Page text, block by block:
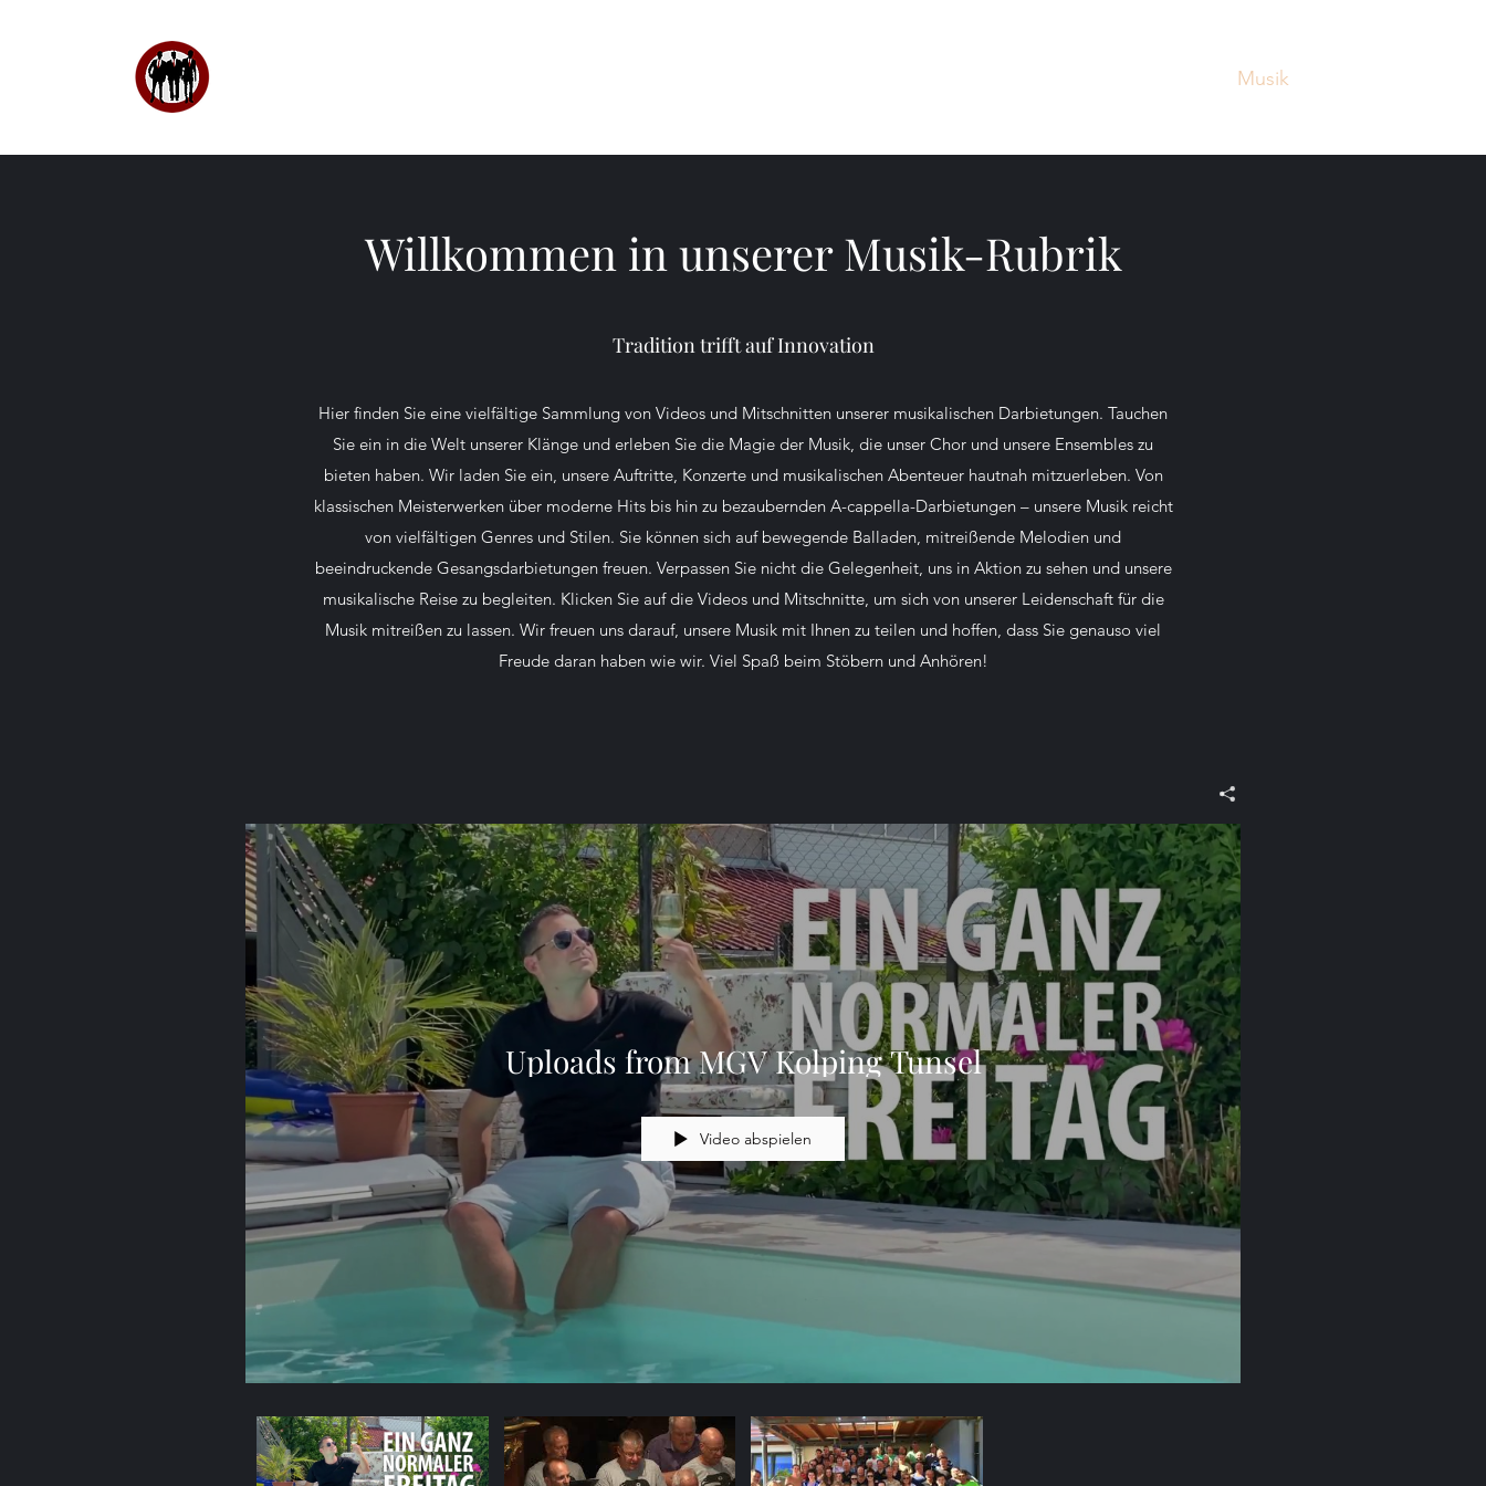
Musik
Willkommen in unserer Musik-Rubrik
Tradition trifft auf Innovation
Hier finden Sie eine vielfältige Sammlung von Videos und Mitschnitten unserer musikalischen Darbietungen. Tauchen
Sie ein in die Welt unserer Klänge und erleben Sie die Magie der Musik, die unser Chor und unsere Ensembles zu
bieten haben. Wir laden Sie ein, unsere Auftritte, Konzerte und musikalischen Abenteuer hautnah mitzuerleben. Von
klassischen Meisterwerken über moderne Hits bis hin zu bezaubernden A-cappella-Darbietungen – unsere Musik reicht
von vielfältigen Genres und Stilen. Sie können sich auf bewegende Balladen, mitreißende Melodien und
beeindruckende Gesangsdarbietungen freuen. Verpassen Sie nicht die Gelegenheit, uns in Aktion zu sehen und unsere
musikalische Reise zu begleiten. Klicken Sie auf die Videos und Mitschnitte, um sich von unserer Leidenschaft für die
Musik mitreißen zu lassen. Wir freuen uns darauf, unsere Musik mit Ihnen zu teilen und hoffen, dass Sie genauso viel
Freude daran haben wie wir. Viel Spaß beim Stöbern und Anhören!
Uploads from MGV Kolping Tunsel
Video abspielen